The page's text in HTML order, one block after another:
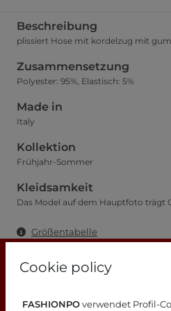
Cookie policy
FASHIONPOverwendet Profil-
Beschreibung
plissiert Hose mit kordelzug mit
Zusammensetzung
Polyester: 95%, Elastisch: 5%
Made in
Italy
Kollektion
Frühjahr-Sommer
Kleidsamkeit
Das Model auf dem Hauptfoto trägt
Größentabelle